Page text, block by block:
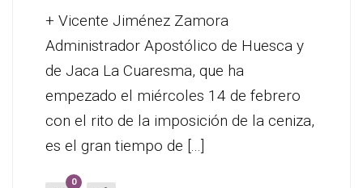
+ Vicente Jiménez Zamora
Administrador Apostólico de Huesca y
de Jaca La Cuaresma, que ha
empezado el miércoles 14 de febrero
con el rito de la imposición de la ceniza,
es el gran tiempo de [...]
0